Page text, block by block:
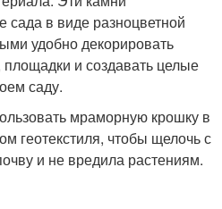
сада в виде разноцветной
удобно декорировать
и создавать целые
саду.
мраморную крошку в
геотекстиля, чтобы щелочь с
и не вредила растениям.